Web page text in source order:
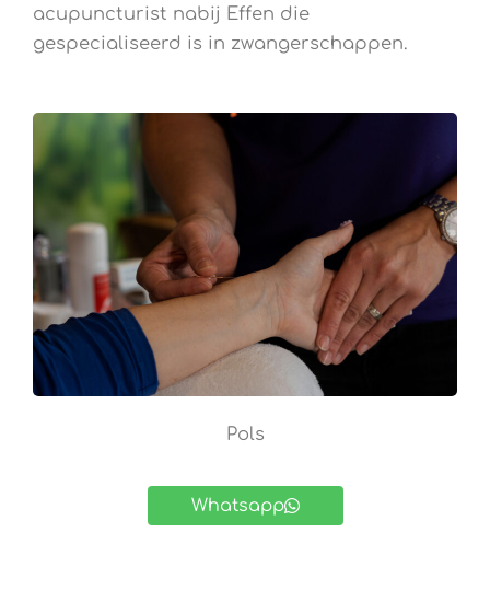
acupuncturist nabij Effen die
gespecialiseerd is in zwangerschappen.
Pols
Whatsapp